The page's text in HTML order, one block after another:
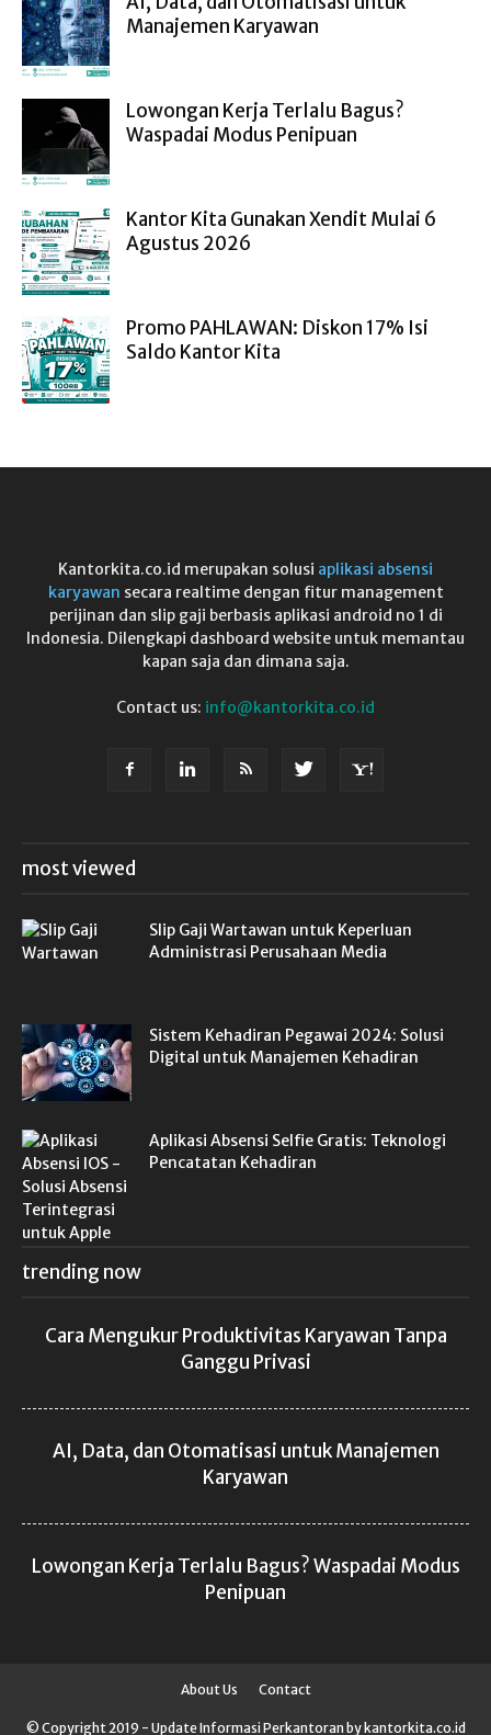
Manajemen Karyawan
Lowongan Kerja Terlalu Bagus?
Waspadai Modus Penipuan
Kantor Kita Gunakan Xendit Mulai 6
Agustus 2026
Promo PAHLAWAN: Diskon 17% Isi
Saldo Kantor Kita
Kantorkita.co.id merupakan solusi aplikasi absensi
karyawan secara realtime dengan fitur management
perijinan dan slip gaji berbasis aplikasi android no 1 di
Indonesia. Dilengkapi dashboard website untuk memantau
kapan saja dan dimana saja.
Contact us: info@kantorkita.co.id
most viewed
Slip Gaji Wartawan untuk Keperluan
Administrasi Perusahaan Media
Sistem Kehadiran Pegawai 2024: Solusi
Digital untuk Manajemen Kehadiran
Aplikasi Absensi Selfie Gratis: Teknologi
Pencatatan Kehadiran
trending now
Cara Mengukur Produktivitas Karyawan Tanpa
Ganggu Privasi
AI, Data, dan Otomatisasi untuk Manajemen
Karyawan
Lowongan Kerja Terlalu Bagus? Waspadai Modus
Penipuan
About Us Contact
© Copyright 2019 - Update Informasi Perkantoran by kantorkita.co.id